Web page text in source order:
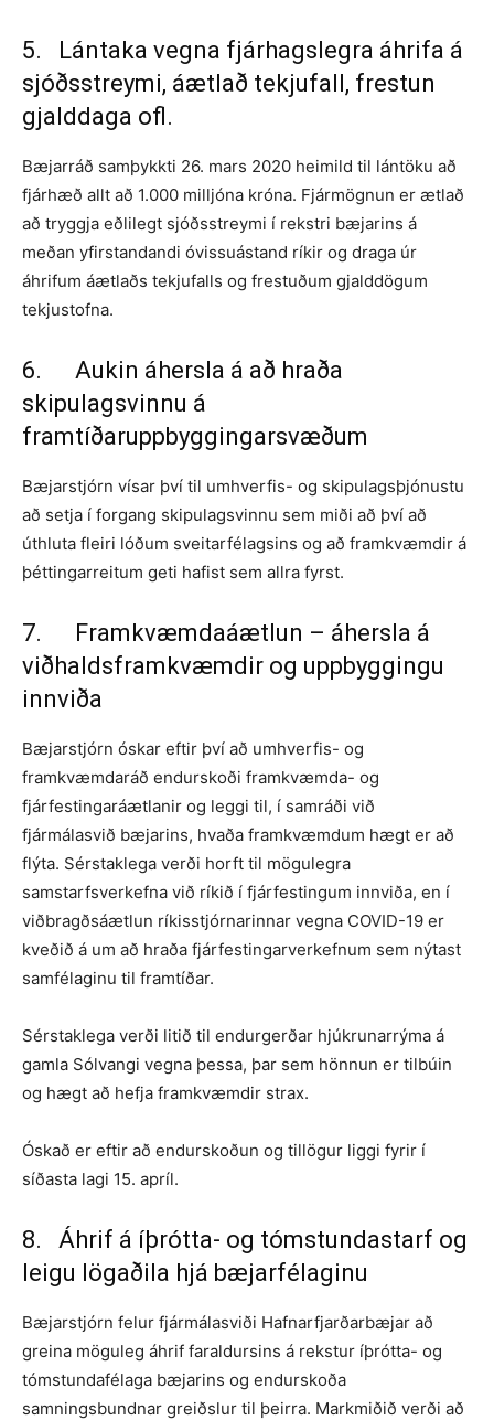
5. Lántaka vegna fjárhagslegra áhrifa á
sjóðsstreymi, áætlað tekjufall, frestun
gjalddaga ofl.
Bæjarráð samþykkti 26. mars 2020 heimild til lántöku að
fjárhæð allt að 1.000 milljóna króna. Fjármögnun er ætlað
að tryggja eðlilegt sjóðsstreymi í rekstri bæjarins á
meðan yfirstandandi óvissuástand ríkir og draga úr
áhrifum áætlaðs tekjufalls og frestuðum gjalddögum
tekjustofna.
6. Aukin áhersla á að hraða
skipulagsvinnu á
framtíðaruppbyggingarsvæðum
Bæjarstjórn vísar því til umhverfis- og skipulagsþjónustu
að setja í forgang skipulagsvinnu sem miði að því að
úthluta fleiri lóðum sveitarfélagsins og að framkvæmdir á
þéttingarreitum geti hafist sem allra fyrst.
7. Framkvæmdaáætlun – áhersla á
viðhaldsframkvæmdir og uppbyggingu
innviða
Bæjarstjórn óskar eftir því að umhverfis- og
framkvæmdaráð endurskoði framkvæmda- og
fjárfestingaráætlanir og leggi til, í samráði við
fjármálasvið bæjarins, hvaða framkvæmdum hægt er að
flýta. Sérstaklega verði horft til mögulegra
samstarfsverkefna við ríkið í fjárfestingum innviða, en í
viðbragðsáætlun ríkisstjórnarinnar vegna COVID-19 er
kveðið á um að hraða fjárfestingarverkefnum sem nýtast
samfélaginu til framtíðar.
Sérstaklega verði litið til endurgerðar hjúkrunarrýma á
gamla Sólvangi vegna þessa, þar sem hönnun er tilbúin
og hægt að hefja framkvæmdir strax.
Óskað er eftir að endurskoðun og tillögur liggi fyrir í
síðasta lagi 15. apríl.
8. Áhrif á íþrótta- og tómstundastarf og
leigu lögaðila hjá bæjarfélaginu
Bæjarstjórn felur fjármálasviði Hafnarfjarðarbæjar að
greina möguleg áhrif faraldursins á rekstur íþrótta- og
tómstundafélaga bæjarins og endurskoða
samningsbundnar greiðslur til þeirra. Markmiðið verði að